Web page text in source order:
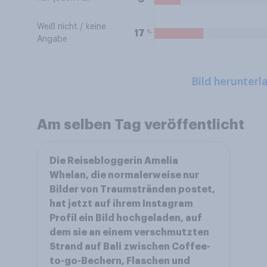
Weiß nicht / keine
Angabe
17 %
Bild
Am selben Tag veröffentlicht
Die Reisebloggerin Amelia
Whelan, die normalerweise nur
Bilder von Traumstränden postet,
hat jetzt auf ihrem Instagram
Profil ein Bild hochgeladen, auf
dem sie an einem verschmutzten
Strand auf Bali zwischen Coffee-
to-go-Bechern, Flaschen und